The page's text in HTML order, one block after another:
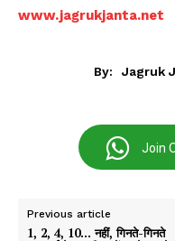
www.jagrukjanta.net
By: Jagruk
Join
Previous article
1, 2, 4, 10… नहीं, गिनते-गिनते